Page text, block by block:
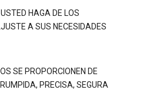
HAGA DE LOS
A SUS NECESIDADES
SE PROPORCIONEN DE
PRECISA, SEGURA